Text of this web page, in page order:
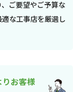
ご要望やご予算な
な工事店を厳選し
お客様